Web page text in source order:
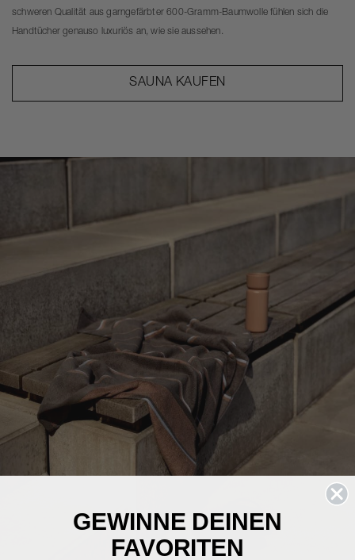
schweren Qualität aus garngefärbter 600-Gramm-Baumwolle fühlen sich die
Handtücher genauso luxuriös an, wie sie aussehen.
SAUNA KAUFEN
GEWINNE DEINEN
FAVORITEN